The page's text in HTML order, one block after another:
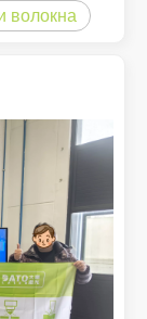
лазерное
волокна